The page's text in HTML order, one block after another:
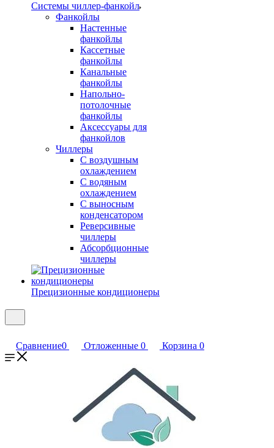
Системы чиллер-фанкойл
Фанкойлы
Настенные
фанкойлы
Кассетные
фанкойлы
Канальные
фанкойлы
Напольно-
потолочные
фанкойлы
Аксессуары для
фанкойлов
Чиллеры
С воздушным
охлаждением
С водяным
охлаждением
С выносным
конденсатором
Реверсивные
чиллеры
Абсорбционные
чиллеры
Прецизионные кондиционеры
Сравнение0 Отложенные 0 Корзина 0